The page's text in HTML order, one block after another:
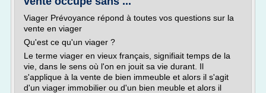
Viager Prévoyance répond à toutes vos questions sur la
vente en viager
Qu'est ce qu'un viager ?
Le terme viager en vieux français, signifiait temps de la
vie, dans le sens où l'on en jouit sa vie durant. Il
s'applique à la vente de bien immeuble et alors il s'agit
d'un viager immobilier ou d'un bien meuble et alors il